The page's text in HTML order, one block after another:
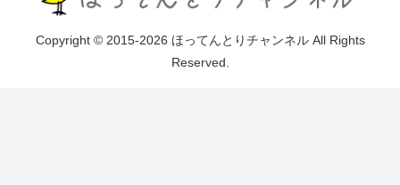
Copyright © 2015-2026 ほってんとりチャンネル All Rights
Reserved.